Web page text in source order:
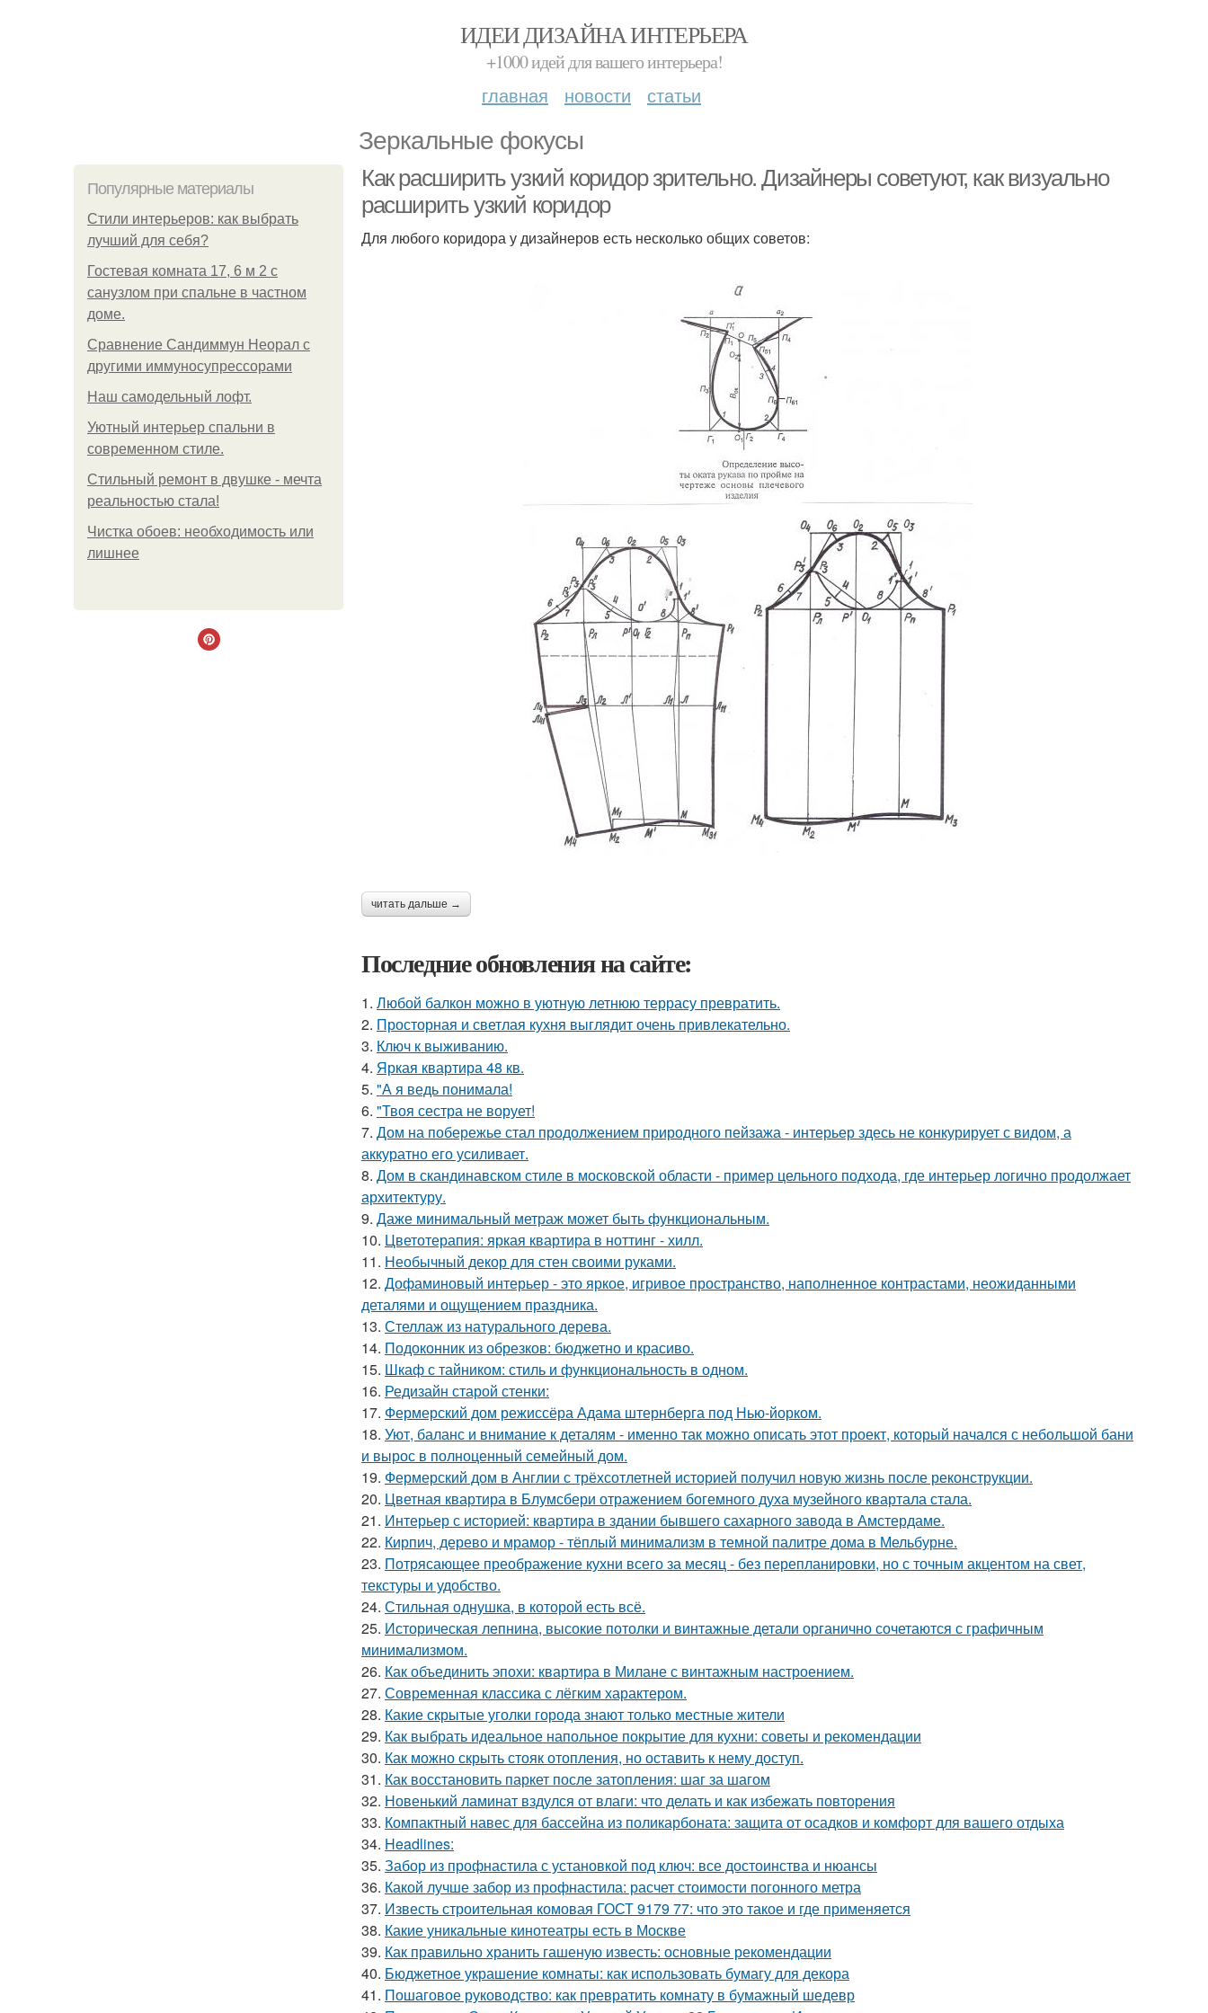
ИДЕИ ДИЗАЙНА ИНТЕРЬЕРА
+1000 идей для вашего интерьера!
главная новости статьи
Зеркальные фокусы
Популярные материалы
Стили интерьеров: как выбрать
лучший для себя?
Гостевая комната 17, 6 м 2 с
санузлом при спальне в частном
доме.
Сравнение Сандиммун Неорал с
другими иммуносупрессорами
Наш самодельный лофт.
Уютный интерьер спальни в
современном стиле.
Стильный ремонт в двушке - мечта
реальностью стала!
Чистка обоев: необходимость или
лишнее
Как расширить узкий коридор зрительно. Дизайнеры советуют, как визуально
расширить узкий коридор
Для любого коридора у дизайнеров есть несколько общих советов:
читать дальше →
Последние обновления на сайте:
1. Любой балкон можно в уютную летнюю террасу превратить.
2. Просторная и светлая кухня выглядит очень привлекательно.
3. Ключ к выживанию.
4. Яркая квартира 48 кв.
5. "А я ведь понимала!
6. "Твоя сестра не ворует!
7. Дом на побережье стал продолжением природного пейзажа - интерьер здесь не конкурирует с видом, а
аккуратно его усиливает.
8. Дом в скандинавском стиле в московской области - пример цельного подхода, где интерьер логично продолжает
архитектуру.
9. Даже минимальный метраж может быть функциональным.
10. Цветотерапия: яркая квартира в ноттинг - хилл.
11. Необычный декор для стен своими руками.
12. Дофаминовый интерьер - это яркое, игривое пространство, наполненное контрастами, неожиданными
деталями и ощущением праздника.
13. Стеллаж из натурального дерева.
14. Подоконник из обрезков: бюджетно и красиво.
15. Шкаф с тайником: стиль и функциональность в одном.
16. Редизайн старой стенки:
17. Фермерский дом режиссёра Адама штернберга под Нью-йорком.
18. Уют, баланс и внимание к деталям - именно так можно описать этот проект, который начался с небольшой бани
и вырос в полноценный семейный дом.
19. Фермерский дом в Англии с трёхсотлетней историей получил новую жизнь после реконструкции.
20. Цветная квартира в Блумсбери отражением богемного духа музейного квартала стала.
21. Интерьер с историей: квартира в здании бывшего сахарного завода в Амстердаме.
22. Кирпич, дерево и мрамор - тёплый минимализм в темной палитре дома в Мельбурне.
23. Потрясающее преображение кухни всего за месяц - без перепланировки, но с точным акцентом на свет,
текстуры и удобство.
24. Стильная однушка, в которой есть всё.
25. Историческая лепнина, высокие потолки и винтажные детали органично сочетаются с графичным
минимализмом.
26. Как объединить эпохи: квартира в Милане с винтажным настроением.
27. Современная классика с лёгким характером.
28. Какие скрытые уголки города знают только местные жители
29. Как выбрать идеальное напольное покрытие для кухни: советы и рекомендации
30. Как можно скрыть стояк отопления, но оставить к нему доступ.
31. Как восстановить паркет после затопления: шаг за шагом
32. Новенький ламинат вздулся от влаги: что делать и как избежать повторения
33. Компактный навес для бассейна из поликарбоната: защита от осадков и комфорт для вашего отдыха
34. Headlines:
35. Забор из профнастила с установкой под ключ: все достоинства и нюансы
36. Какой лучше забор из профнастила: расчет стоимости погонного метра
37. Известь строительная комовая ГОСТ 9179 77: что это такое и где применяется
38. Какие уникальные кинотеатры есть в Москве
39. Как правильно хранить гашеную известь: основные рекомендации
40. Бюджетное украшение комнаты: как использовать бумагу для декора
41. Пошаговое руководство: как превратить комнату в бумажный шедевр